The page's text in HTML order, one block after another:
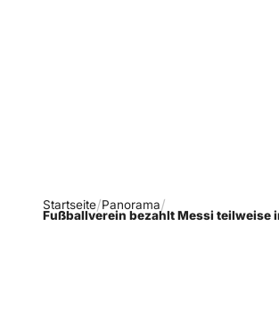
Startseite Panorama
Fußballverein bezahlt Messi teilweise